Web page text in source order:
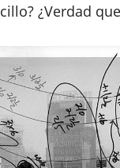
¿Verdad